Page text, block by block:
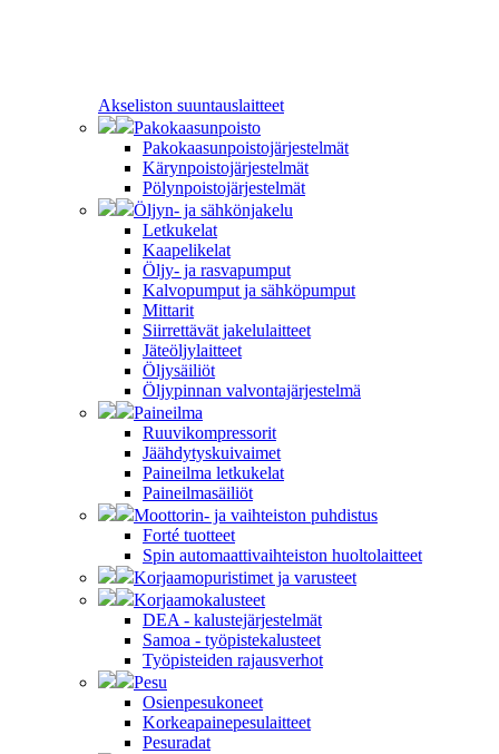
Akseliston suuntauslaitteet
Pakokaasunpoisto
Pakokaasunpoistojärjestelmät
Kärynpoistojärjestelmät
Pölynpoistojärjestelmät
Öljyn- ja sähkönjakelu
Letkukelat
Kaapelikelat
Öljy- ja rasvapumput
Kalvopumput ja sähköpumput
Mittarit
Siirrettävät jakelulaitteet
Jäteöljylaitteet
Öljysäiliöt
Öljypinnan valvontajärjestelmä
Paineilma
Ruuvikompressorit
Jäähdytyskuivaimet
Paineilma letkukelat
Paineilmasäiliöt
Moottorin- ja vaihteiston puhdistus
Forté tuotteet
Spin automaattivaihteiston huoltolaitteet
Korjaamopuristimet ja varusteet
Korjaamokalusteet
DEA - kalustejärjestelmät
Samoa - työpistekalusteet
Työpisteiden rajausverhot
Pesu
Osienpesukoneet
Korkeapainepesulaitteet
Pesuradat